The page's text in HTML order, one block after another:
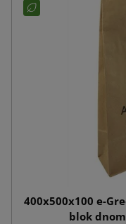
400x500x100 e-
blok